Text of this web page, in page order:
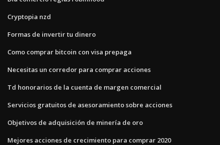
Cryptopia nzd
Formas de invertir tu dinero
Como comprar bitcoin con visa prepaga
Necesitas un corredor para comprar acciones
Td honorarios de la cuenta de margen comercial
Servicios gratuitos de asesoramiento sobre acciones
Objetivos de adquisición de minería de oro
Mejores acciones de crecimiento para comprar 2020